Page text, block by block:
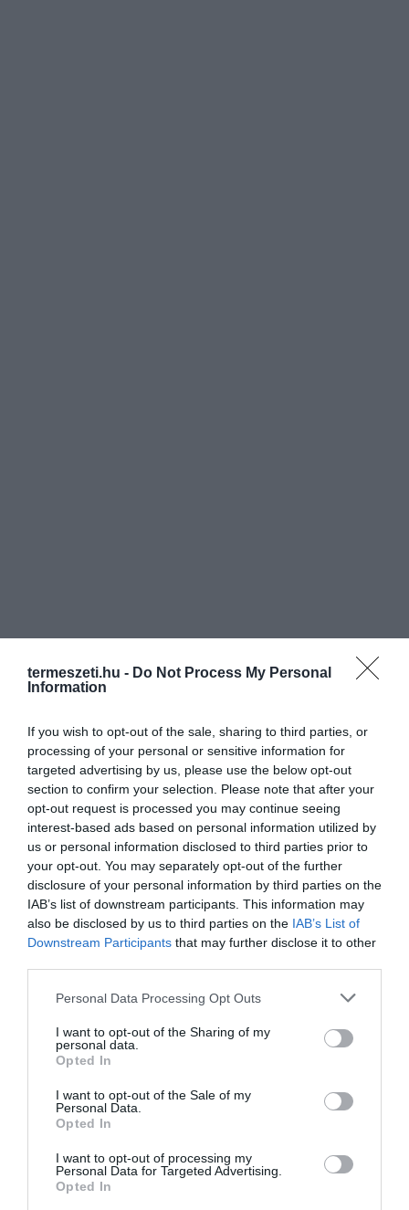
termeszeti.hu - Do Not Process My Personal
Information
If you wish to opt-out of the sale, sharing to third parties, or
processing of your personal or sensitive information for
targeted advertising by us, please use the below opt-out
section to confirm your selection. Please note that after your
opt-out request is processed you may continue seeing
interest-based ads based on personal information utilized by
us or personal information disclosed to third parties prior to
your opt-out. You may separately opt-out of the further
disclosure of your personal information by third parties on the
IAB’s list of downstream participants. This information may
also be disclosed by us to third parties on the IAB’s List of
Downstream Participants that may further disclose it to other
Please note that this website/app uses one or more Google
not limited to your visit or usage behaviour. You may click to
grant or deny consent to Google and its third-party tags to
use your data for below specified purposes in below Google
consent section.
Personal Data Processing Opt Outs
I want to opt-out of the Sharing of my
personal data.
Opted In
I want to opt-out of the Sale of my
Personal Data.
Opted In
I want to opt-out of processing my
Personal Data for Targeted Advertising.
Opted In